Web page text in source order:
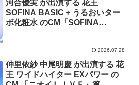
河合優実 が出演する 花王
SOFINA BASIC + うるおいター
ボ化粧水 のCM「SOFINA
2026.07.28
仲里依紗 中尾明慶 が出演する 花
王 ワイドハイター EXパワー の